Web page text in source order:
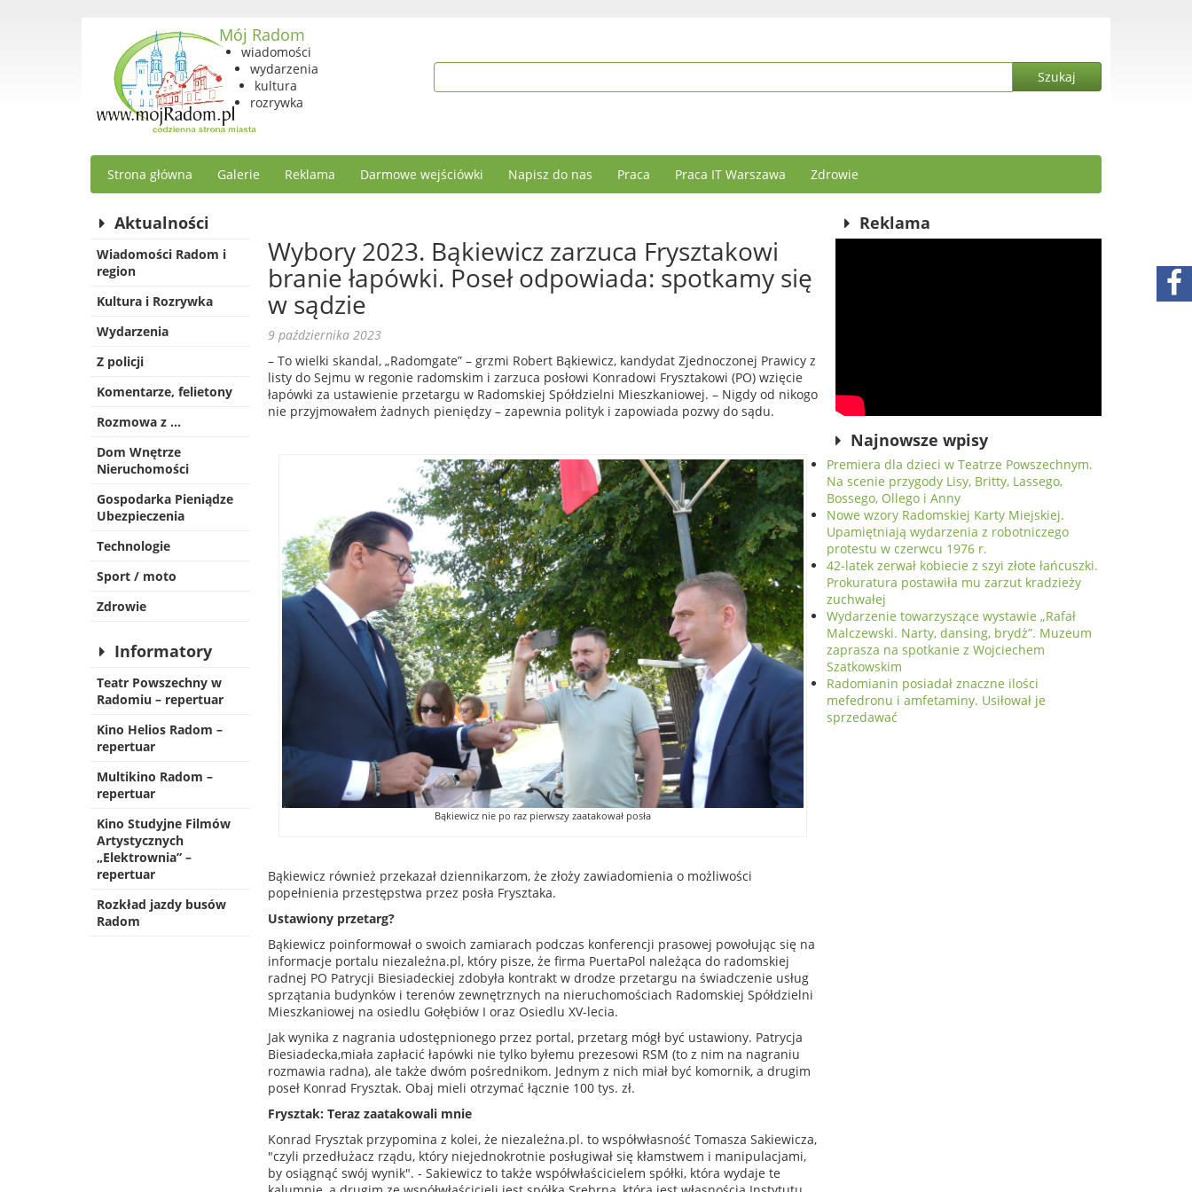
Mój Radom
wiadomości
wydarzenia
kultura
rozrywka
Strona główna Galerie Reklama Darmowe wejściówki Napisz do nas Praca Praca IT Warszawa Zdrowie
Aktualności
Wiadomości Radom i
region
Kultura i Rozrywka
Wydarzenia
Z policji
Komentarze, felietony
Rozmowa z …
Dom Wnętrze
Nieruchomości
Gospodarka Pieniądze
Ubezpieczenia
Technologie
Sport / moto
Zdrowie
Informatory
Teatr Powszechny w
Radomiu – repertuar
Kino Helios Radom –
repertuar
Multikino Radom –
repertuar
Kino Studyjne Filmów
Artystycznych
„Elektrownia” –
repertuar
Rozkład jazdy busów
Radom
Wybory 2023. Bąkiewicz zarzuca Frysztakowi
branie łapówki. Poseł odpowiada: spotkamy się
w sądzie
9 października 2023
– To wielki skandal, „Radomgate” – grzmi Robert Bąkiewicz, kandydat Zjednoczonej Prawicy z
listy do Sejmu w regonie radomskim i zarzuca posłowi Konradowi Frysztakowi (PO) wzięcie
łapówki za ustawienie przetargu w Radomskiej Spółdzielni Mieszkaniowej. – Nigdy od nikogo
nie przyjmowałem żadnych pieniędzy – zapewnia polityk i zapowiada pozwy do sądu.
Bąkiewicz nie po raz pierwszy zaatakował posła
Bąkiewicz również przekazał dziennikarzom, że złoży zawiadomienia o możliwości
popełnienia przestępstwa przez posła Frysztaka.
Ustawiony przetarg?
Bąkiewicz poinformował o swoich zamiarach podczas konferencji prasowej powołując się na
informacje portalu niezależna.pl, który pisze, że firma PuertaPol należąca do radomskiej
radnej PO Patrycji Biesiadeckiej zdobyła kontrakt w drodze przetargu na świadczenie usług
sprzątania budynków i terenów zewnętrznych na nieruchomościach Radomskiej Spółdzielni
Mieszkaniowej na osiedlu Gołębiów I oraz Osiedlu XV-lecia.
Jak wynika z nagrania udostępnionego przez portal, przetarg mógł być ustawiony. Patrycja
Biesiadecka,miała zapłacić łapówki nie tylko byłemu prezesowi RSM (to z nim na nagraniu
rozmawia radna), ale także dwóm pośrednikom. Jednym z nich miał być komornik, a drugim
poseł Konrad Frysztak. Obaj mieli otrzymać łącznie 100 tys. zł.
Frysztak: Teraz zaatakowali mnie
Konrad Frysztak przypomina z kolei, że niezależna.pl. to współwłasność Tomasza Sakiewicza,
"czyli przedłużacz rządu, który niejednokrotnie posługiwał się kłamstwem i manipulacjami,
by osiągnąć swój wynik". - Sakiewicz to także współwłaścicielem spółki, która wydaje te
Reklama
Najnowsze wpisy
Premiera dla dzieci w Teatrze Powszechnym.
Na scenie przygody Lisy, Britty, Lassego,
Bossego, Ollego i Anny
Nowe wzory Radomskiej Karty Miejskiej.
Upamiętniają wydarzenia z robotniczego
protestu w czerwcu 1976 r.
42-latek zerwał kobiecie z szyi złote łańcuszki.
Prokuratura postawiła mu zarzut kradzieży
zuchwałej
Wydarzenie towarzyszące wystawie „Rafał
Malczewski. Narty, dansing, brydż”. Muzeum
zaprasza na spotkanie z Wojciechem
Szatkowskim
Radomianin posiadał znaczne ilości
mefedronu i amfetaminy. Usiłował je
sprzedawać